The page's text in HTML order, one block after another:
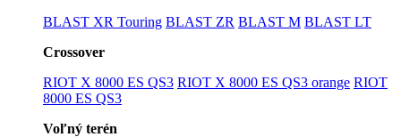
BLAST XR Touring BLAST ZR BLAST M BLAST LT
Crossover
RIOT X 8000 ES QS3 RIOT X 8000 ES QS3 orange RIOT
8000 ES QS3
Voľný terén